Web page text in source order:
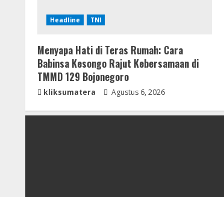
Headline TNI
Menyapa Hati di Teras Rumah: Cara
Babinsa Kesongo Rajut Kebersamaan di
TMMD 129 Bojonegoro
kliksumatera Agustus 6, 2026